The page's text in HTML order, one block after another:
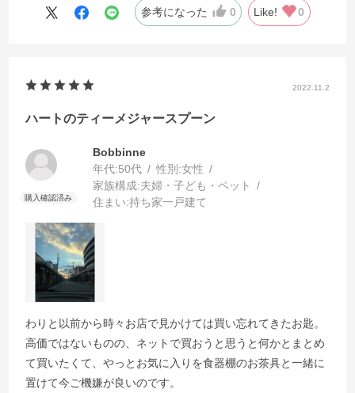
参考になった 0 Like! 0
2022.11.2
ハートのティーメジャースプーン
Bobbinne
年代:50代 性別:女性
家族構成:夫婦・子ども・ペット
住まい:持ち家一戸建て
わりと以前から時々お店で見かけては買い忘れてきたお匙。
高価ではないものの、ネットで買おうと思うと何かとまとめ
て買いたくて、やっとお気に入りを食器棚のお茶具と一緒に
置けて今ご機嫌が良いのです。